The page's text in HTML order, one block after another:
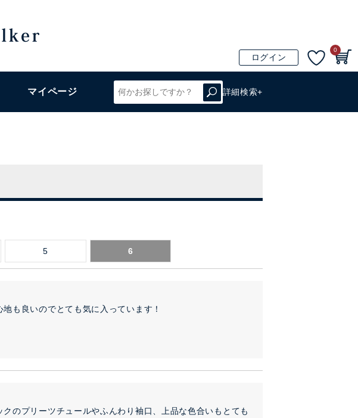
ログイン
0
マイページ 詳細検索+
5 6
も良いのでとても気に入っています！
のプリーツチュールやふんわり袖口、上品な色合いもとても